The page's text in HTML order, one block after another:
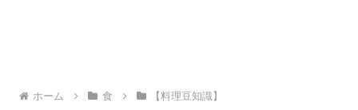
ホーム 食 【料理豆知識】